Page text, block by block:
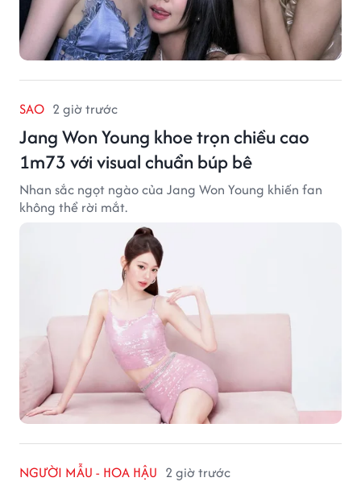
SAO 2 giờ trước
Jang Won Young khoe trọn chiều cao
1m73 với visual chuẩn búp bê
Nhan sắc ngọt ngào của Jang Won Young khiến fan
không thể rời mắt.
NGƯỜI MẪU - HOA HẬU 2 giờ trước